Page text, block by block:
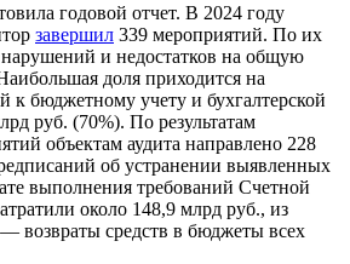
годовой отчет. В 2024 году
завершил 339 мероприятий. По их
и недостатков на общую
доля приходится на
к бюджетному учету и бухгалтерской
руб. (70%). По результатам
объектам аудита направлено 228
об устранении выявленных
выполнения требований Счетной
около 148,9 млрд руб., из
возвраты средств в бюджеты всех